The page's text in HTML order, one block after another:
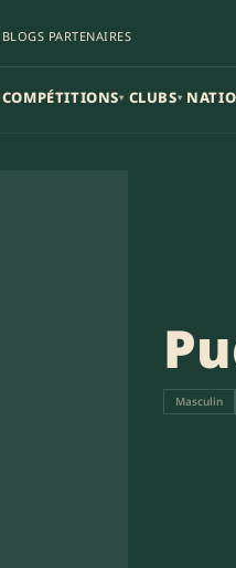
BLOGS PARTENAIRES
COMPÉTITIONS▾ CLUBS▾
Masculin